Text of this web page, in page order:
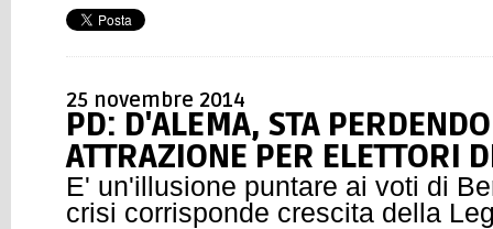
25 novembre 2014
PD: D'ALEMA, STA
ATTRAZIONE PER ELETTORI
E' un'illusione puntare ai voti di
crisi corrisponde crescita della